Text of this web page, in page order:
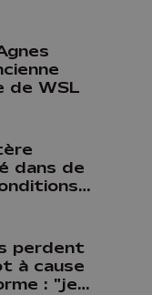
de WSL
dans de
à
perdent
à cause
: "je